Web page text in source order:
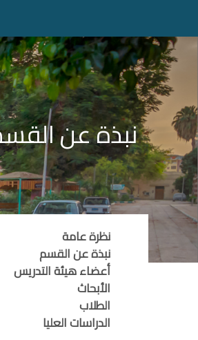
نبذة عن
نظرة عامة
نبذة عن القسم
أعضاء هيئة التدريس
الأبحاث
الطلاب
الدراسات العليا